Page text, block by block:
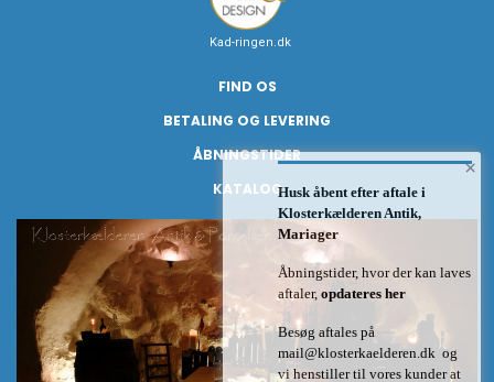
Kad-ringen.dk
FIND OS
BETALING OG LEVERING
ÅBNINGSTIDER
KATALOG
×
Husk åbent efter aftale i
Klosterkælderen Antik,
Mariager
Åbningstider, hvor der kan laves
aftaler, opdateres her
Besøg aftales på
mail@klosterkaelderen.dk og
vi henstiller til vores kunder at